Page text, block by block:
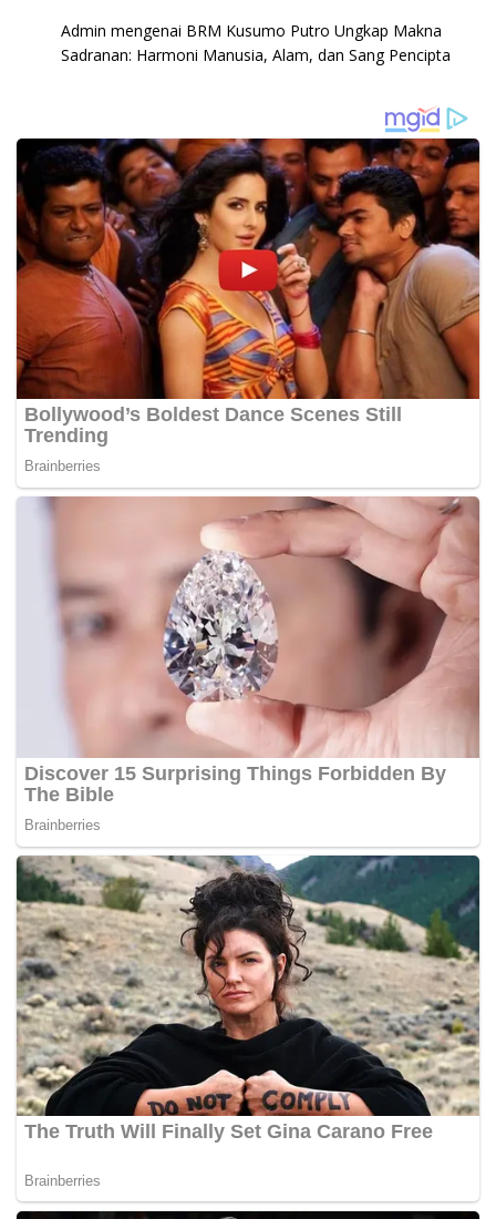
Admin mengenai BRM Kusumo Putro Ungkap Makna
Sadranan: Harmoni Manusia, Alam, dan Sang Pencipta